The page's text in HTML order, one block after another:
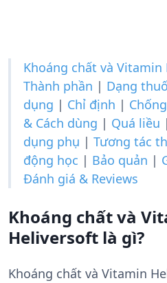
Khoáng chất và
Thành phần | Dạng
dụng | Chỉ định |
& Cách dùng | Quá liều |
dụng phụ | Tương tác
động học | Bảo quản |
Đánh giá & Reviews
Khoáng chất và
Heliversoft là gì?
Khoáng chất và Vitamin